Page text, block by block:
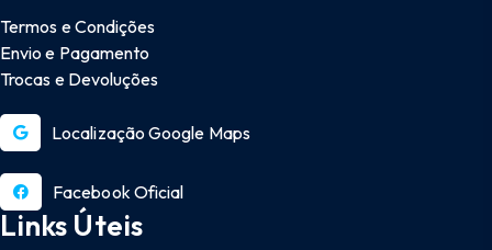
Termos e Condições
Envio e Pagamento
Trocas e Devoluções
Localização Google Maps
Facebook Oficial
Links Úteis